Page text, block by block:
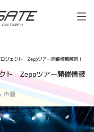
ジェクト Zeppツアー開催情報解禁！
ト Zeppツアー開催情報
声優